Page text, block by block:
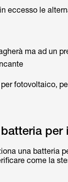
eccesso le
ma ad un
fotovoltaico,
una batteria
come la